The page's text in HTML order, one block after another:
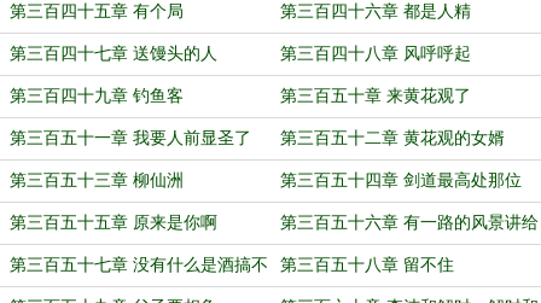
第三百四十五章 有个局 第三百四十六章 都是人精
第三百四十七章 送馒头的人 第三百四十八章 风呼呼起
第三百四十九章 钓鱼客 第三百五十章 来黄花观了
第三百五十一章 我要人前显圣了 第三百五十二章 黄花观的女婿
第三百五十三章 柳仙洲 第三百五十四章 剑道最高处那位
第三百五十五章 原来是你啊 第三百五十六章 有一路的风景讲给
你听
第三百五十七章 没有什么是酒搞不 第三百五十八章 留不住